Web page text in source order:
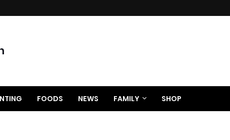
FOODS NEWS FAMILY SHOP